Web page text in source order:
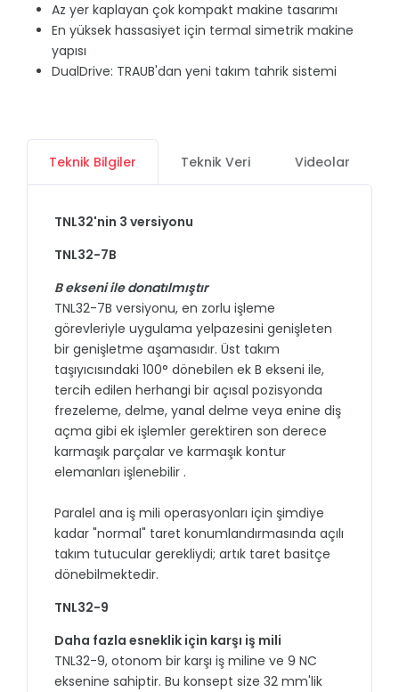
Az yer kaplayan çok kompakt makine tasarımı
En yüksek hassasiyet için termal simetrik makine
yapısı
DualDrive: TRAUB'dan yeni takım tahrik sistemi
Teknik Bilgiler Teknik Veri Videolar
TNL32'nin 3 versiyonu
TNL32-7B
B ekseni ile donatılmıştır
TNL32-7B versiyonu, en zorlu işleme
görevleriyle uygulama yelpazesini genişleten
bir genişletme aşamasıdır. Üst takım
taşıyıcısındaki 100° dönebilen ek B ekseni ile,
tercih edilen herhangi bir açısal pozisyonda
frezeleme, delme, yanal delme veya enine diş
açma gibi ek işlemler gerektiren son derece
karmaşık parçalar ve karmaşık kontur
elemanları işlenebilir .
Paralel ana iş mili operasyonları için şimdiye
kadar "normal" taret konumlandırmasında açılı
takım tutucular gerekliydi; artık taret basitçe
dönebilmektedir.
TNL32-9
Daha fazla esneklik için karşı iş mili
TNL32-9, otonom bir karşı iş miline ve 9 NC
eksenine sahiptir. Bu konsept size 32 mm'lik